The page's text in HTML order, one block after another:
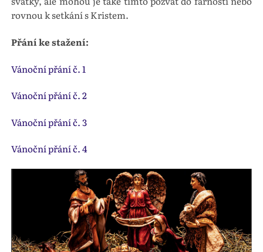
rovnou k setkání s Kristem.
Přání ke stažení:
Vánoční přání č. 1
Vánoční přání č. 2
Vánoční přání č. 3
Vánoční přání č. 4